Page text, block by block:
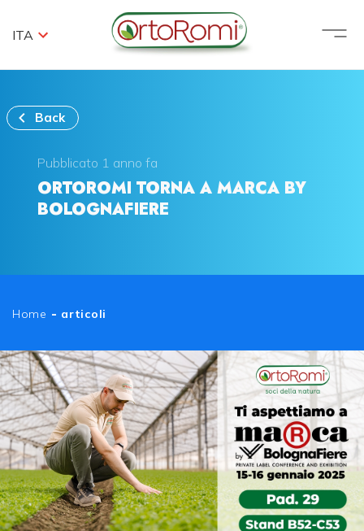
ITA
Back
Pubblicato 1 anno fa
ORTOROMI TORNA A MARCA BY
BOLOGNAFIERE
Home - articoli